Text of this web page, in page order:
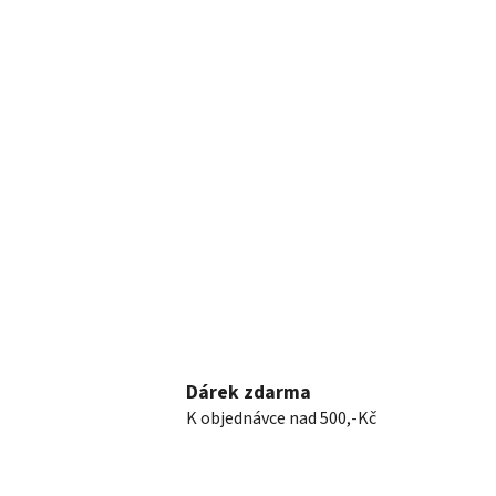
Dárek zdarma
K objednávce nad 500,-Kč